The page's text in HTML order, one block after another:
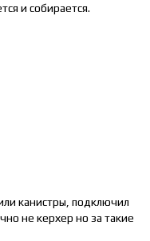
и собирается.
канистры, подключил
не керхер но за такие